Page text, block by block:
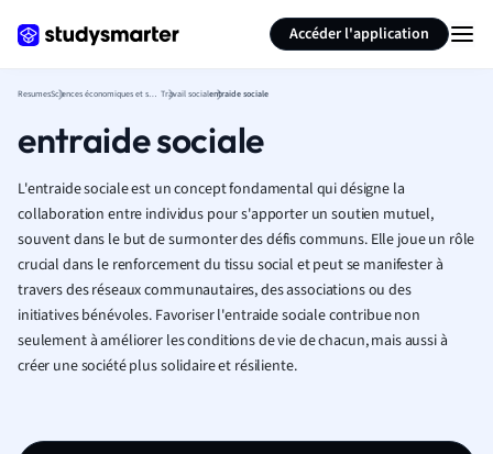
Accéder l'application
Resumes Sciences économiques et sociales Travail socialentraide sociale
entraide sociale
L'entraide sociale est un concept fondamental qui désigne la
collaboration entre individus pour s'apporter un soutien mutuel,
souvent dans le but de surmonter des défis communs. Elle joue un rôle
crucial dans le renforcement du tissu social et peut se manifester à
travers des réseaux communautaires, des associations ou des
initiatives bénévoles. Favoriser l'entraide sociale contribue non
seulement à améliorer les conditions de vie de chacun, mais aussi à
créer une société plus solidaire et résiliente.
Résumer la page